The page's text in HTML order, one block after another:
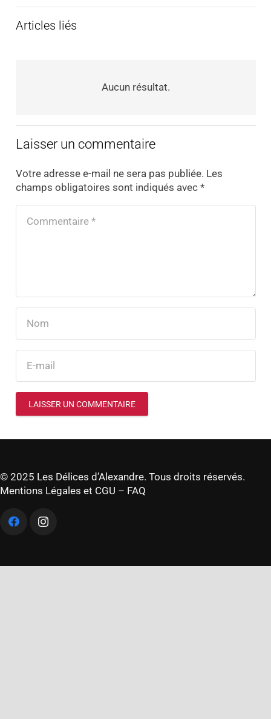
Articles liés
Aucun résultat.
Laisser un commentaire
Votre adresse e-mail ne sera pas publiée. Les
champs obligatoires sont indiqués avec *
LAISSER UN COMMENTAIRE
© 2025 Les Délices d’Alexandre. Tous droits réservés.
Mentions Légales et CGU – FAQ